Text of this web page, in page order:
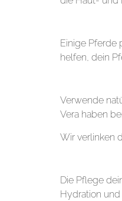
Einige Pferde
helfen, dein
Verwende
Vera haben
Wir verlinken
Die Pflege
Hydration